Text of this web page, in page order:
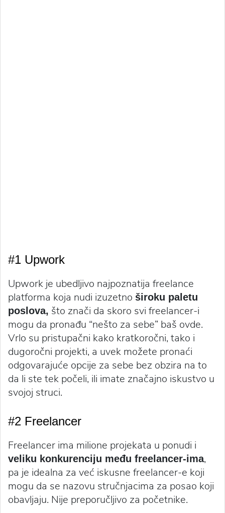
#1 Upwork
Upwork je ubedljivo najpoznatija freelance
platforma koja nudi izuzetno široku paletu
poslova, što znači da skoro svi freelancer-i
mogu da pronađu “nešto za sebe” baš ovde.
Vrlo su pristupačni kako kratkoročni, tako i
dugoročni projekti, a uvek možete pronaći
odgovarajuće opcije za sebe bez obzira na to
da li ste tek počeli, ili imate značajno iskustvo u
svojoj struci.
#2 Freelancer
Freelancer ima milione projekata u ponudi i
veliku konkurenciju među freelancer-ima,
pa je idealna za već iskusne freelancer-e koji
mogu da se nazovu stručnjacima za posao koji
obavljaju. Nije preporučljivo za početnike.